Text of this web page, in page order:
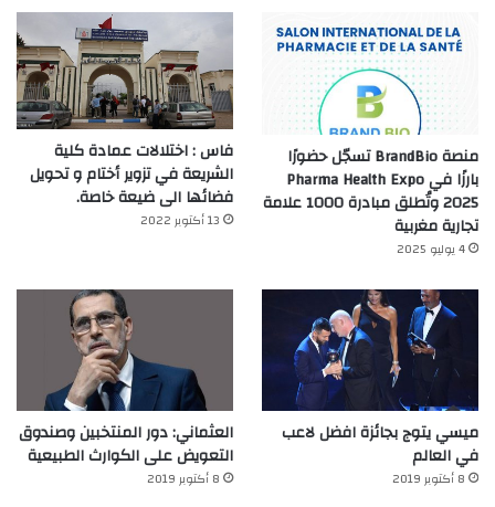
منصة BrandBio تسجّل حضورًا
بارزًا في Pharma Health Expo
2025 وتُطلق مبادرة 1000 علامة
تجارية مغربية
4 يوليو 2025
فاس : اختلالات عمادة كلية
الشريعة في تزوير أختام و تحويل
فضائها الى ضيعة خاصة.
13 أكتوبر 2022
ميسي يتوج بجائزة افضل لاعب
في العالم‎
8 أكتوبر 2019
العثماني: دور المنتخبين وصندوق
التعويض على الكوارث الطبيعية
8 أكتوبر 2019